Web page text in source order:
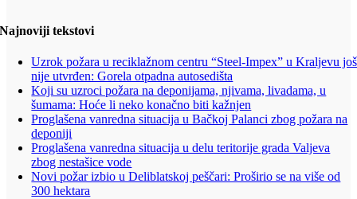
Najnoviji tekstovi
Uzrok požara u reciklažnom centru “Steel-Impex” u Kraljevu još
nije utvrđen: Gorela otpadna autosedišta
Koji su uzroci požara na deponijama, njivama, livadama, u
šumama: Hoće li neko konačno biti kažnjen
Proglašena vanredna situacija u Bačkoj Palanci zbog požara na
deponiji
Proglašena vanredna situacija u delu teritorije grada Valjeva
zbog nestašice vode
Novi požar izbio u Deliblatskoj peščari: Proširio se na više od
300 hektara